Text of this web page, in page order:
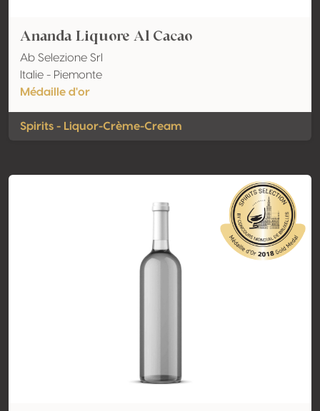
Ananda Liquore Al Cacao
Ab Selezione Srl
Italie - Piemonte
Médaille d'or
Spirits - Liquor-Crème-Cream